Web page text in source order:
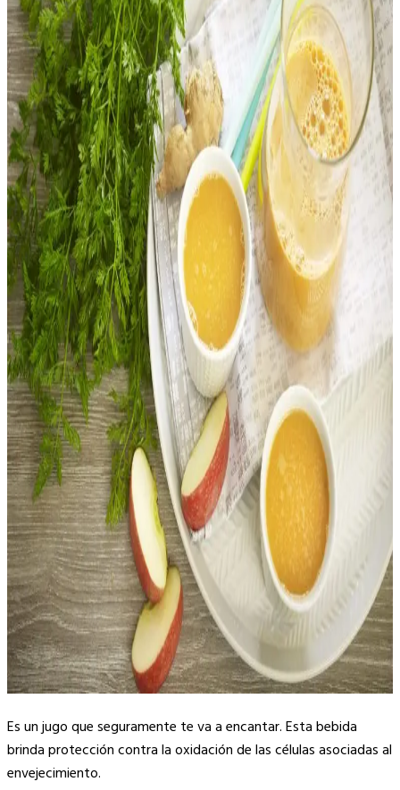
Es un jugo que seguramente te va a encantar. Esta bebida
brinda protección contra la oxidación de las células asociadas al
envejecimiento.